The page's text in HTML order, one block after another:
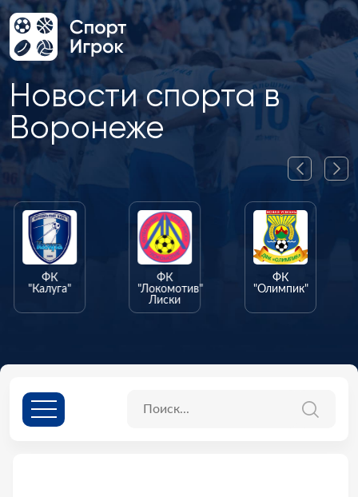
Новости спорта в
Воронеже
ФК
"Калуга"
ФК
"Локомотив"
Лиски
ФК
"Олимпик"